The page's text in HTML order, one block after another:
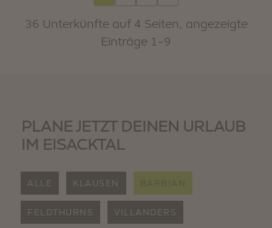
PLANE JETZT DEINEN URLAUB
IM EISACKTAL
ALLE KLAUSEN BARBIAN
FELDTHURNS VILLANDERS